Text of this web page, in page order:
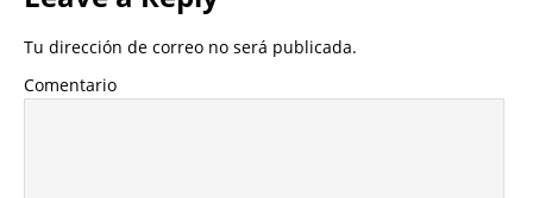
Tu dirección de correo no será publicada.
Comentario